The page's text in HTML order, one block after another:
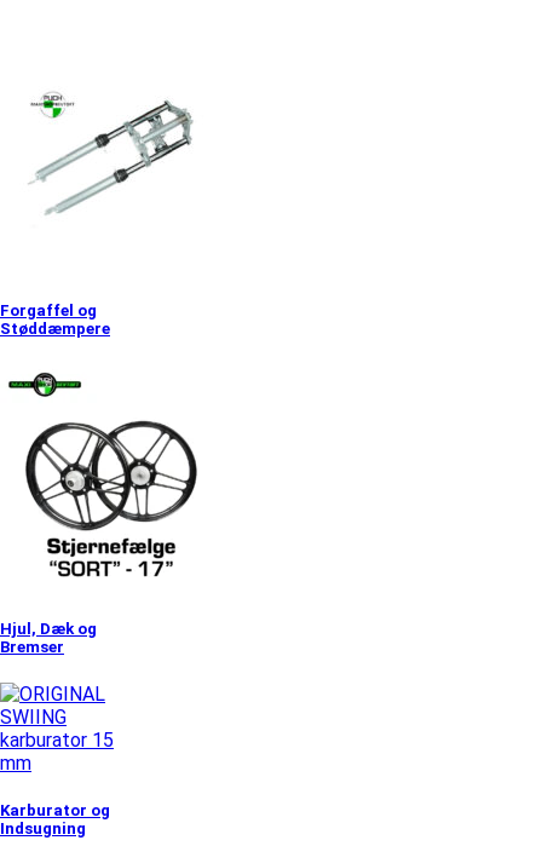
Forgaffel og
Støddæmpere
Hjul, Dæk og
Bremser
Karburator og
Indsugning